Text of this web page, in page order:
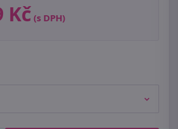
Kč(s DPH)